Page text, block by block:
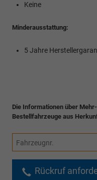
Keine
Minderausstattung:
5 Jahre
Die Informationen über
Bestellfahrzeuge aus
Fahrzeugnr.
Rückruf